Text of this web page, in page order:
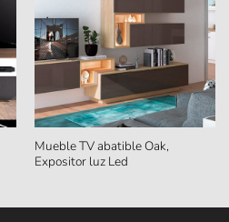
Mueble TV abatible Oak,
Expositor luz Led